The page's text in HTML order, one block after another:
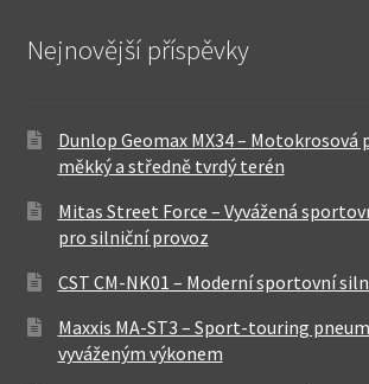
Nejnovější příspěvky
Dunlop Geomax MX34 –
měkký a středně tvrdý terén
Mitas Street Force – Vyvážená
pro silniční provoz
CST CM-NK01 – Moderní sportovní
Maxxis MA-ST3 – Sport-touring
vyváženým výkonem